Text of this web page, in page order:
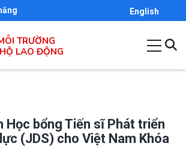
English
TRƯỜNG
LAO ĐỘNG
Học bổng Tiến sĩ Phát triển
(JDS) cho Việt Nam Khóa